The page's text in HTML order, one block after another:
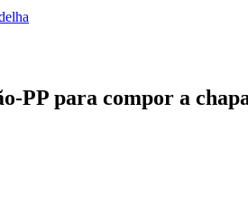
PP para compor a